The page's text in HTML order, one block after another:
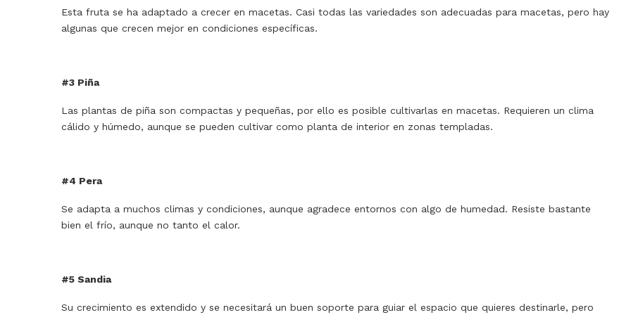
Esta fruta se ha adaptado a crecer en macetas. Casi todas las variedades son adecuadas para macetas, pero hay
algunas que crecen mejor en condiciones específicas.
#3 Piña
Las plantas de piña son compactas y pequeñas, por ello es posible cultivarlas en macetas. Requieren un clima
cálido y húmedo, aunque se pueden cultivar como planta de interior en zonas templadas.
#4 Pera
Se adapta a muchos climas y condiciones, aunque agradece entornos con algo de humedad. Resiste bastante
bien el frío, aunque no tanto el calor.
#5 Sandia
Su crecimiento es extendido y se necesitará un buen soporte para guiar el espacio que quieres destinarle, pero